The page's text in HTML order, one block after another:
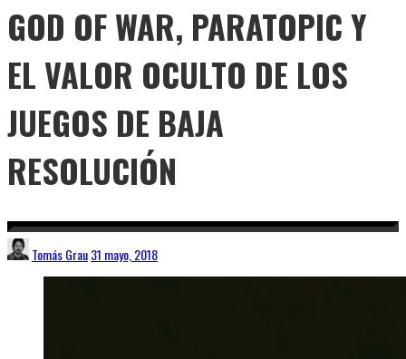
GOD OF WAR, PARATOPIC Y
EL VALOR OCULTO DE LOS
JUEGOS DE BAJA
RESOLUCIÓN
Tomás Grau31 mayo, 2018